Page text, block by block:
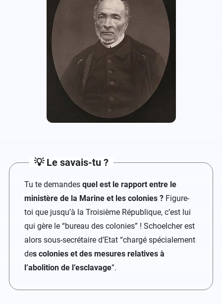
💡 Le savais-tu ?
Tu te demandes quel est le rapport entre le
ministère de la Marine et les colonies ? Figure-
toi que jusqu’à la Troisième République, c’est lui
qui gère le “bureau des colonies” ! Schoelcher est
alors sous-secrétaire d’Etat “chargé spécialement
des colonies et des mesures relatives à
l’abolition de l’esclavage”.